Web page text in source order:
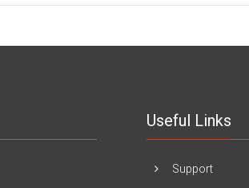
Useful Links
Support